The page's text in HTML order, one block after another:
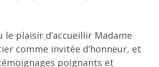
le plaisir d’accueillir Madame
comme invitée d’honneur, et
poignants et